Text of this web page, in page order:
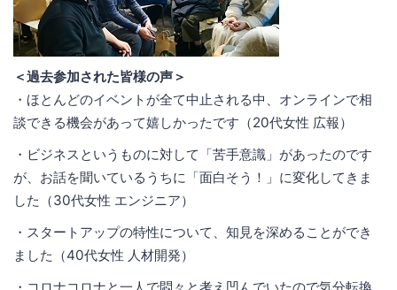
＜過去参加された皆様の声＞
・ほとんどのイベントが全て中止される中、オンラインで相
談できる機会があって嬉しかったです（20代女性 広報）
・ビジネスというものに対して「苦手意識」があったのです
が、お話を聞いているうちに「面白そう！」に変化してきま
した（30代女性 エンジニア）
・スタートアップの特性について、知見を深めることができ
ました（40代女性 人材開発）